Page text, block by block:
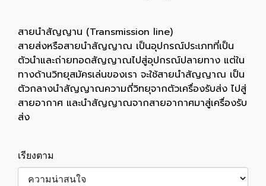
สายนำสัญญาน (Transmission line)
สายส่งหรือสายนำสัญญาณ เป็นอุปกรณ์ประเภทที่เป็น
ตัวนำและถ่ายทอดสัญญาณไปสู่อุปกรณ์ปลายทาง แต่ใน
ทางด้านวิทยุสมัครเล่นของเรา จะใช้สายนำสัญญาณ เป็น
ตัวกลางนำสัญญาณความถี่วิทยุจากตัวเครื่องรับส่ง ไปสู่
สายอากาศ และนำสัญญาณจากสายอากาศมาสู่เครื่องรับ
ส่ง
เรียงตาม